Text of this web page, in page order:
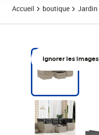
Accueil boutique Jardin
Ignorer les images